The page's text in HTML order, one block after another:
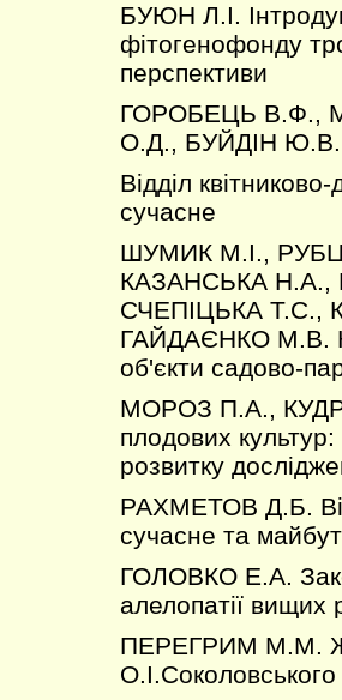
БУЮН Л.І.
фітогенофонду
перспективи
ГОРОБЕЦЬ В.Ф.,
О.Д., БУЙДІН
Відділ
сучасне
ШУМИК М.І.,
КАЗАНСЬКА Н.А.,
СЧЕПІЦЬКА
ГАЙДАЄНКО М.В.
об'єкти садово-
МОРОЗ П.А.,
плодових
розвитку
РАХМЕТОВ Д.Б.
сучасне та
ГОЛОВКО Е.А.
алелопатії вищих
ПЕРЕГРИМ М.М.
О.І.Соколовського